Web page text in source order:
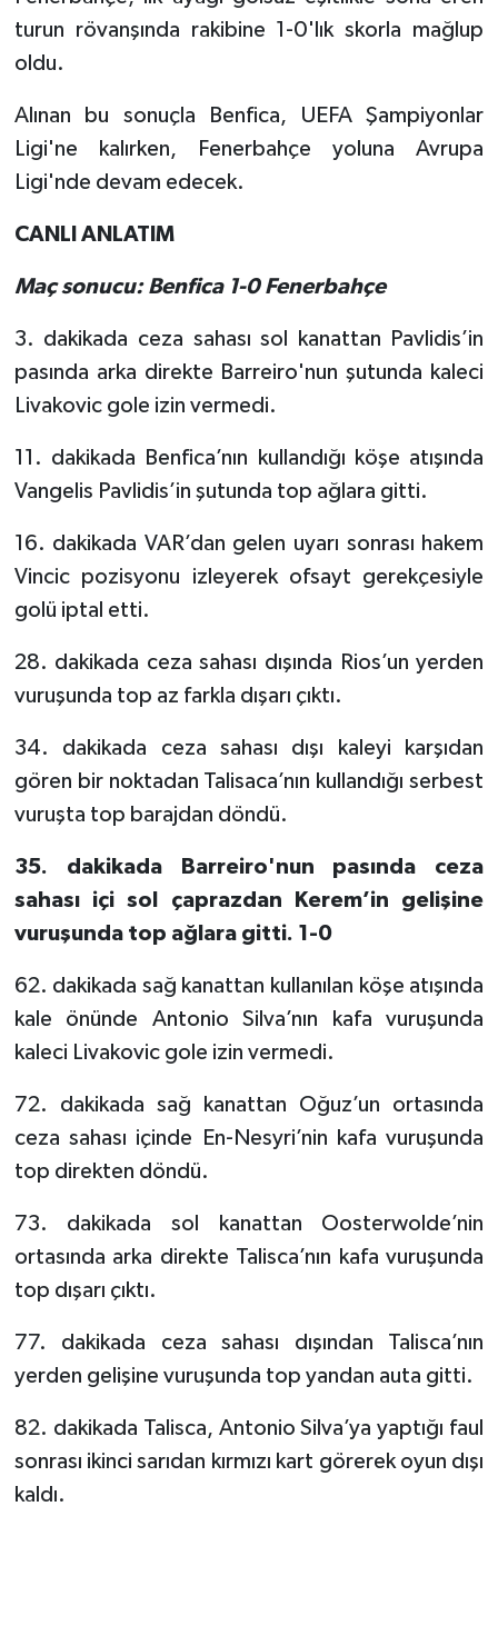
turun rövanşında rakibine 1-0'lık skorla mağlup
oldu.
Alınan bu sonuçla Benfica, UEFA Şampiyonlar
Ligi'ne kalırken, Fenerbahçe yoluna Avrupa
Ligi'nde devam edecek.
CANLI ANLATIM
Maç sonucu: Benfica 1-0 Fenerbahçe
3. dakikada ceza sahası sol kanattan Pavlidis’in
pasında arka direkte Barreiro'nun şutunda kaleci
Livakovic gole izin vermedi.
11. dakikada Benfica’nın kullandığı köşe atışında
Vangelis Pavlidis’in şutunda top ağlara gitti.
16. dakikada VAR’dan gelen uyarı sonrası hakem
Vincic pozisyonu izleyerek ofsayt gerekçesiyle
golü iptal etti.
28. dakikada ceza sahası dışında Rios’un yerden
vuruşunda top az farkla dışarı çıktı.
34. dakikada ceza sahası dışı kaleyi karşıdan
gören bir noktadan Talisaca’nın kullandığı serbest
vuruşta top barajdan döndü.
35. dakikada Barreiro'nun pasında ceza
sahası içi sol çaprazdan Kerem’in gelişine
vuruşunda top ağlara gitti. 1-0
62. dakikada sağ kanattan kullanılan köşe atışında
kale önünde Antonio Silva’nın kafa vuruşunda
kaleci Livakovic gole izin vermedi.
72. dakikada sağ kanattan Oğuz’un ortasında
ceza sahası içinde En-Nesyri’nin kafa vuruşunda
top direkten döndü.
73. dakikada sol kanattan Oosterwolde’nin
ortasında arka direkte Talisca’nın kafa vuruşunda
top dışarı çıktı.
77. dakikada ceza sahası dışından Talisca’nın
yerden gelişine vuruşunda top yandan auta gitti.
82. dakikada Talisca, Antonio Silva’ya yaptığı faul
sonrası ikinci sarıdan kırmızı kart görerek oyun dışı
kaldı.
MEDYA
OTOMOTİV
YAŞAM
KÜLTÜR SANAT